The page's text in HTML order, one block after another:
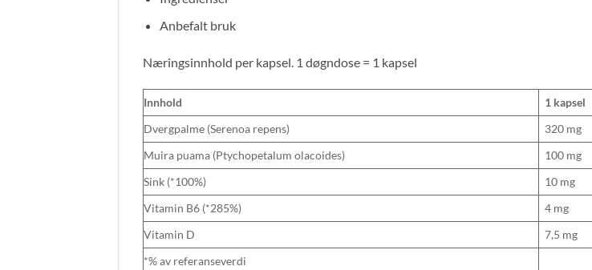
Anbefalt bruk
Næringsinnhold per kapsel. 1 døgndose = 1 kapsel
Innhold
1 kapsel
Dvergpalme (Serenoa repens)
320 mg
Muira puama (Ptychopetalum olacoides)
100 mg
Sink (*100%)
10 mg
Vitamin B6 (*285%)
4 mg
Vitamin D
7,5 mg
*% av referanseverdi